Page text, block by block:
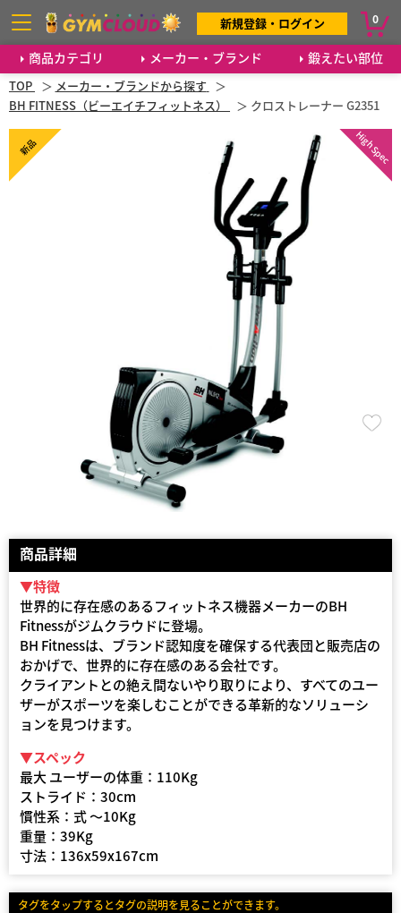
商品カテゴリ メーカー・ブランド 鍛えたい部位
新規登録・ログイン 0
TOP
メーカー・ブランドから探す
BH FITNESS（ビーエイチフィットネス）
クロストレーナー G2351
High Spec
新品
商品詳細
▼特徴
世界的に存在感のあるフィットネス機器メーカーのBH
Fitnessがジムクラウドに登場。
BH Fitnessは、ブランド認知度を確保する代表団と販売店の
おかげで、世界的に存在感のある会社です。
クライアントとの絶え間ないやり取りにより、すべてのユー
ザーがスポーツを楽しむことができる革新的なソリューシ
ョンを見つけます。
▼スペック
最大 ユーザーの体重：110Kg
ストライド：30cm
慣性系：式 〜10Kg
重量：39Kg
寸法：136x59x167cm
タグをタップするとタグの説明を見ることができます。